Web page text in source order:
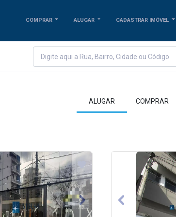
COMPRAR ALUGAR CADASTRAR IMÓVEL
ALUGAR COMPRAR
Next Previous